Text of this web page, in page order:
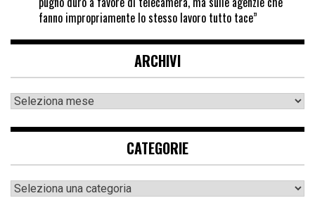
fanno impropriamente lo stesso lavoro tutto tace”
ARCHIVI
CATEGORIE